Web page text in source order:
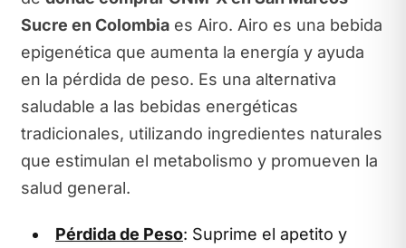
Sucre en Colombiaes Airo. Airo es una bebida
epigenética que aumenta la energía y ayuda
en la pérdida de peso. Es una alternativa
saludable a las bebidas energéticas
tradicionales, utilizando ingredientes naturales
que estimulan el metabolismo y promueven la
salud general.
Pérdida de Peso: Suprime el apetito y